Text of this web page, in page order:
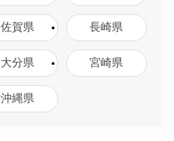
佐賀県 長崎県
大分県 宮崎県
沖縄県